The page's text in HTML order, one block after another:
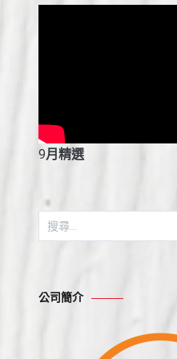
9月精選
搜
尋
字:
公司簡介